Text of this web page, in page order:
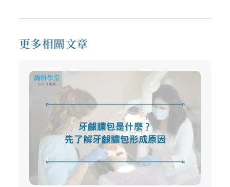
更多相關文章